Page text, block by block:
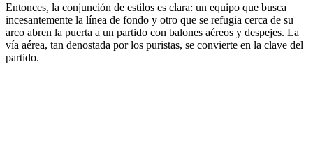
Entonces, la conjunción de estilos es clara: un equipo que busca
incesantemente la línea de fondo y otro que se refugia cerca de su
arco abren la puerta a un partido con balones aéreos y despejes. La
vía aérea, tan denostada por los puristas, se convierte en la clave del
partido.